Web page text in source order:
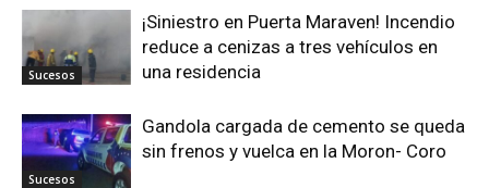
Sucesos
¡Siniestro en Puerta Maraven! Incendio
reduce a cenizas a tres vehículos en
una residencia
Sucesos
Gandola cargada de cemento se queda
sin frenos y vuelca en la Moron- Coro